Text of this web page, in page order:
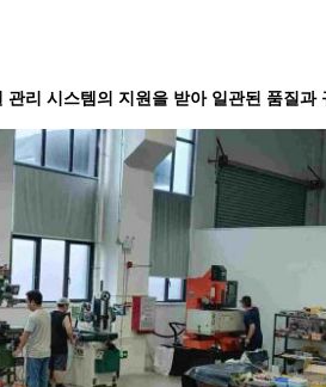
리 시스템의 지원을 받아 일관된 품질과